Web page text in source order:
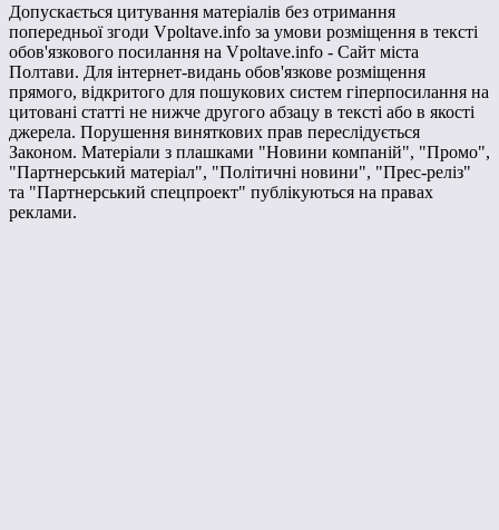
Допускається цитування матеріалів без отримання
попередньої згоди Vpoltave.info за умови розміщення в тексті
обов'язкового посилання на Vpoltave.info - Сайт міста
Полтави. Для інтернет-видань обов'язкове розміщення
прямого, відкритого для пошукових систем гіперпосилання на
цитовані статті не нижче другого абзацу в тексті або в якості
джерела. Порушення виняткових прав переслідується
Законом. Матеріали з плашками "Новини компаній", "Промо",
"Партнерський матеріал", "Політичні новини", "Прес-реліз"
та "Партнерський спецпроект" публікуються на правах
реклами.